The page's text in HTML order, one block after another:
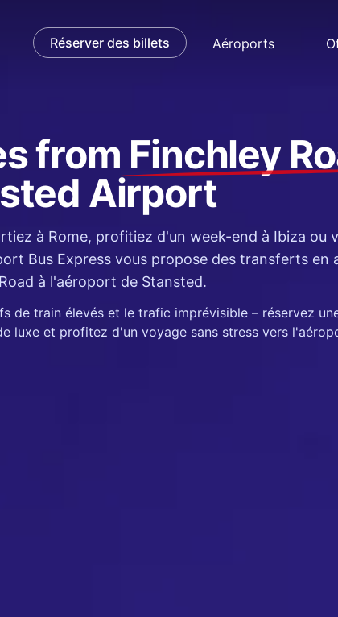
Réserver des billets Aéroports
from Finchley
Airport
à Rome, profitiez d'un week-end à Ibiza ou
Bus Express vous propose des transferts en
à l'aéroport de Stansted.
de train élevés et le trafic imprévisible – réservez
luxe et profitez d'un voyage sans stress vers